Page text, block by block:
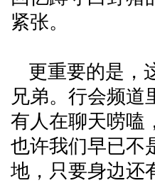
紧张。
更重要的是，
兄弟。行会频道
有人在聊天唠嗑
也许我们早已不
地，只要身边还